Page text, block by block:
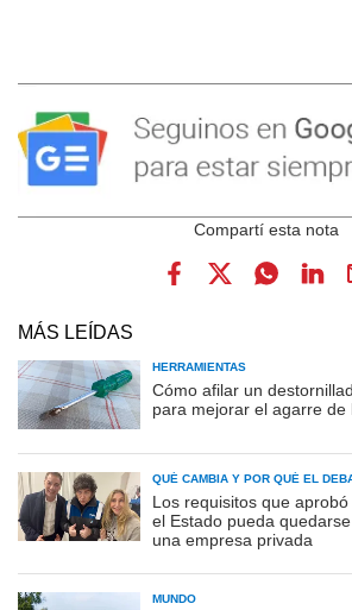
MÁS LEÍDAS
HERRAMIENTAS
Cómo afilar un
para mejorar el agarre de
QUÉ CAMBIA Y POR QUÉ EL
Los requisitos que
el Estado pueda
una empresa privada
MUNDO